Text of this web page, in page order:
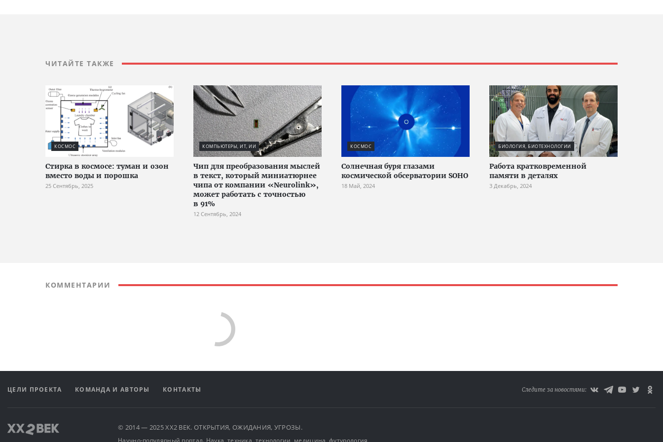
ЧИТАЙТЕ ТАКЖЕ
КОСМОС
Стирка в космосе: туман и озон
вместо воды и порошка
25 Сентябрь, 2025
КОМПЬЮТЕРЫ, ИТ, ИИ
Чип для преобразования мыслей
в текст, который миниатюрнее
чипа от компании «Neurolink»,
может работать с точностью
в 91%
12 Сентябрь, 2024
КОСМОС
Солнечная буря глазами
космической обсерватории SOHO
18 Май, 2024
БИОЛОГИЯ, БИОТЕХНОЛОГИИ
Работа кратковременной
памяти в деталях
3 Декабрь, 2024
КОММЕНТАРИИ
ЦЕЛИ ПРОЕКТА КОМАНДА И АВТОРЫ КОНТАКТЫ Следите за новостями:
© 2014 — 2025 XX2 ВЕК. ОТКРЫТИЯ, ОЖИДАНИЯ, УГРОЗЫ.
Научно-популярный портал. Наука, техника, технологии, медицина, футурология,